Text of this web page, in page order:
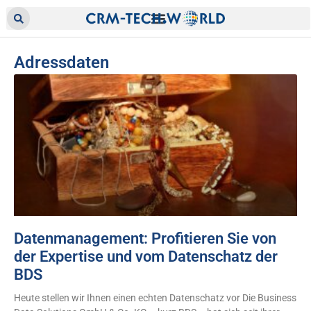
Adressdaten
Datenmanagement: Profitieren Sie von
der Expertise und vom Datenschatz der
BDS
Heute stellen wir Ihnen einen echten Datenschatz vor Die Business